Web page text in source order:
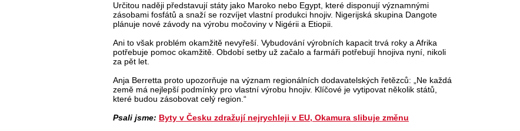
Určitou naději představují státy jako Maroko nebo Egypt, které disponují významnými
zásobami fosfátů a snaží se rozvíjet vlastní produkci hnojiv. Nigerijská skupina Dangote
plánuje nové závody na výrobu močoviny v Nigérii a Etiopii.
Ani to však problém okamžitě nevyřeší. Vybudování výrobních kapacit trvá roky a Afrika
potřebuje pomoc okamžitě. Období setby už začalo a farmáři potřebují hnojiva nyní, nikoli
za pět let.
Anja Berretta proto upozorňuje na význam regionálních dodavatelských řetězců: „Ne každá
země má nejlepší podmínky pro vlastní výrobu hnojiv. Klíčové je vytipovat několik států,
které budou zásobovat celý region.“
Psali jsme: Byty v Česku zdražují nejrychleji v EU, Okamura slibuje změnu